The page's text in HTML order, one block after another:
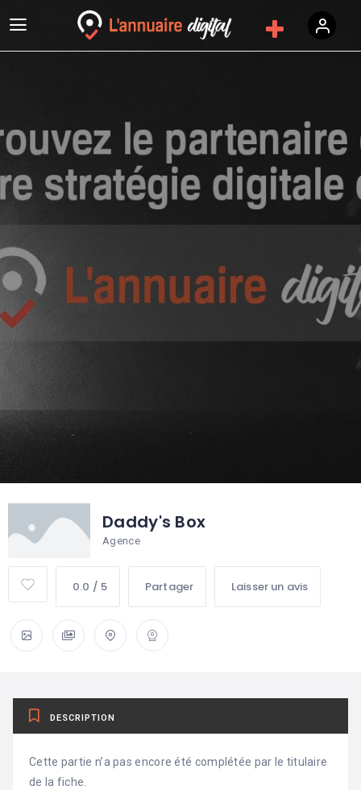
Daddy's Box
Agence
0.0 / 5 Partager Laisser un avis
DESCRIPTION
Cette partie n’a pas encore été complétée par le titulaire
de la fiche.